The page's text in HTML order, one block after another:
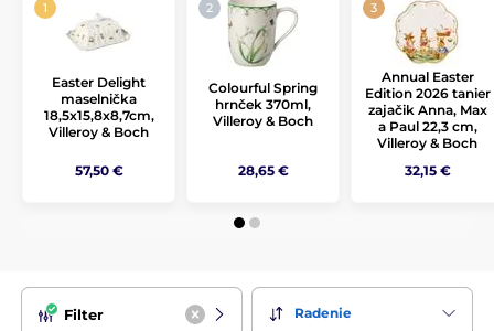
Easter Delight
maselnička
18,5x15,8x8,7cm,
Villeroy & Boch
57,50 €
Colourful Spring
hrnček 370ml,
Villeroy & Boch
28,65 €
Annual Easter
Edition 2026 tanier
zajačik Anna, Max
a Paul 22,3 cm,
Villeroy & Boch
32,15 €
Filter Radenie